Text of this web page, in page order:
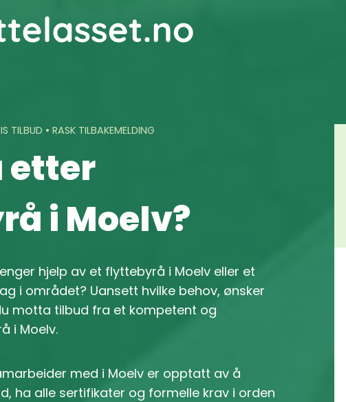
TILBUD • RASK TILBAKEMELDING
etter
i Moelv?
hjelp av et flyttebyrå i Moelv eller et
i området? Uansett hvilke behov, ønsker
motta tilbud fra et kompetent og
i Moelv.
med i Moelv er opptatt av å
ha alle sertifikater og formelle krav i orden